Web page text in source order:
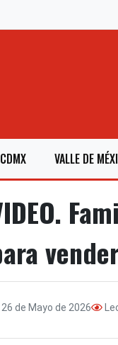
CDMX VALLE DE
de Mayo de 2026